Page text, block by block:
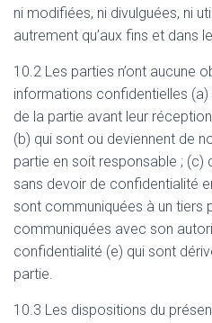
ni modifiées, ni divulguées, ni
autrement qu’aux fins et dans
10.2 Les parties n’ont aucune
informations confidentielles
de la partie avant leur
(b) qui sont ou deviennent de
partie en soit responsable ; (c)
sans devoir de confidentialité
sont communiquées à un tiers
communiquées avec son
confidentialité (e) qui sont
partie.
10.3 Les dispositions du